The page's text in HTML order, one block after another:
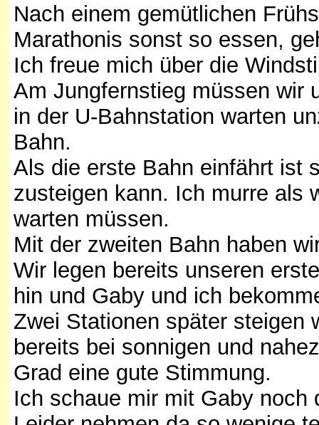
Nach einem gemütlichen
Marathonis sonst so essen,
Ich freue mich über die
Am Jungfernstieg müssen wir
in der U-Bahnstation warten
Bahn.
Als die erste Bahn einfährt ist
zusteigen kann. Ich murre als
warten müssen.
Mit der zweiten Bahn haben
Wir legen bereits unseren
hin und Gaby und ich
Zwei Stationen später steigen
bereits bei sonnigen und
Grad eine gute Stimmung.
Ich schaue mir mit Gaby